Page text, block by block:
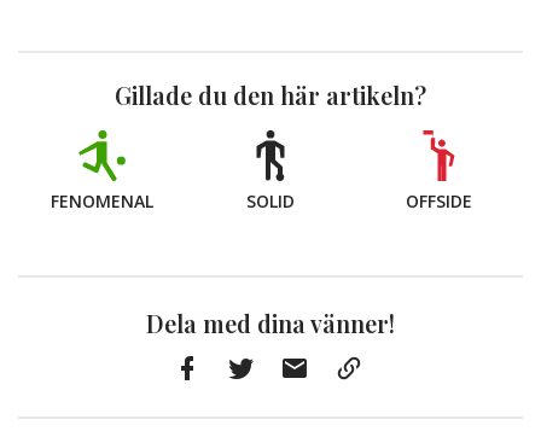
Gillade du den här artikeln?
FENOMENAL SOLID OFFSIDE
Dela med dina vänner!